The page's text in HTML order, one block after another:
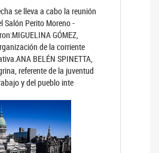
se lleva a cabo la reunión
Salón Perito Moreno -
GÓMEZ,
de la corriente
BELÉN SPINETTA,
referente de la juventud
y del pueblo inte